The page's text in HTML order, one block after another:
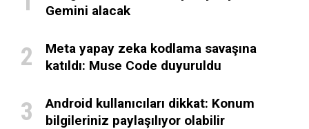
Gemini alacak
Meta yapay zeka kodlama savaşına
katıldı: Muse Code duyuruldu
Android kullanıcıları dikkat: Konum
bilgileriniz paylaşılıyor olabilir